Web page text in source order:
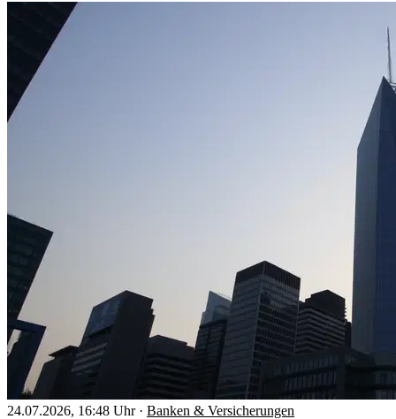
24.07.2026, 16:48 Uhr · Banken & Versicherungen